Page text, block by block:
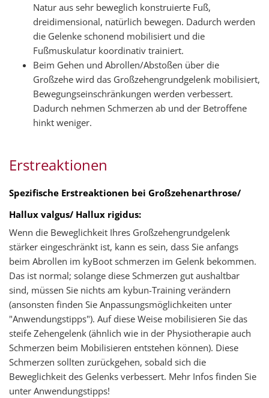
Natur aus sehr beweglich konstruierte Fuß,
dreidimensional, natürlich bewegen. Dadurch werden
die Gelenke schonend mobilisiert und die
Fußmuskulatur koordinativ trainiert.
Beim Gehen und Abrollen/Abstoßen über die
Großzehe wird das Großzehengrundgelenk mobilisiert,
Bewegungseinschränkungen werden verbessert.
Dadurch nehmen Schmerzen ab und der Betroffene
hinkt weniger.
Erstreaktionen
Spezifische Erstreaktionen bei Großzehenarthrose/
Hallux valgus/ Hallux rigidus:
Wenn die Beweglichkeit Ihres Großzehengrundgelenk
stärker eingeschränkt ist, kann es sein, dass Sie anfangs
beim Abrollen im kyBoot schmerzen im Gelenk bekommen.
Das ist normal; solange diese Schmerzen gut aushaltbar
sind, müssen Sie nichts am kybun-Training verändern
(ansonsten finden Sie Anpassungsmöglichkeiten unter
"Anwendungstipps"). Auf diese Weise mobilisieren Sie das
steife Zehengelenk (ähnlich wie in der Physiotherapie auch
Schmerzen beim Mobilisieren entstehen können). Diese
Schmerzen sollten zurückgehen, sobald sich die
Beweglichkeit des Gelenks verbessert. Mehr Infos finden Sie
unter Anwendungstipps!